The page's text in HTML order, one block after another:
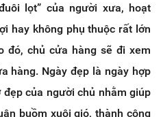
lọt” của người xưa, hoạt
hay không phụ thuộc rất lớn
đó, chủ cửa hàng sẽ đi xem
hàng. Ngày đẹp là ngày hợp
của người chủ nhằm giúp
buồm xuôi gió, thành công